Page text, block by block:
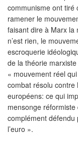
communisme ont tiré
ramener le
faisant dire à Marx la
n’est rien, le
escroquerie
de la théorie
« mouvement réel qui
combat résolu contre
européens: ce qui
mensonge réformiste
complément
l’euro ».